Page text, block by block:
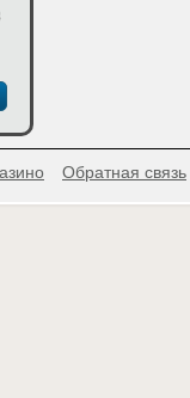
Обратная связь